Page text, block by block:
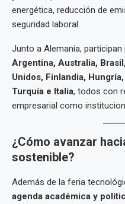
energética, reducción de
seguridad laboral.
Junto a Alemania,
Argentina, Australia,
Unidos, Finlandia,
Turquía e Italia, todos con
empresarial como
¿Cómo avanzar
sostenible?
Además de la feria
agenda académica y